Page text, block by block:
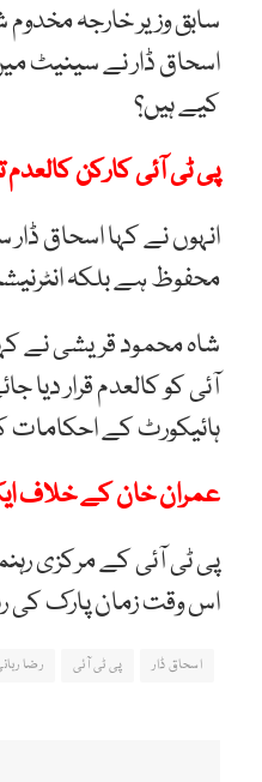
سابق وزیر خارجہ
اسحاق ڈار نے سینیٹ
کیے ہیں؟
پی ٹی آئی کارکن کالعدم
انہوں نے کہا اسحاق ڈار
محفوظ ہے بلکہ
شاہ محمود قریشی نے کہا
آئی کو کالعدم قرار دیا
ہائیکورٹ کے احکامات
عمران خان کے خلاف
پی ٹی آئی کے مرکزی
اس وقت زمان پارک کی
اسحاق ڈار پی ٹی آئی رضا